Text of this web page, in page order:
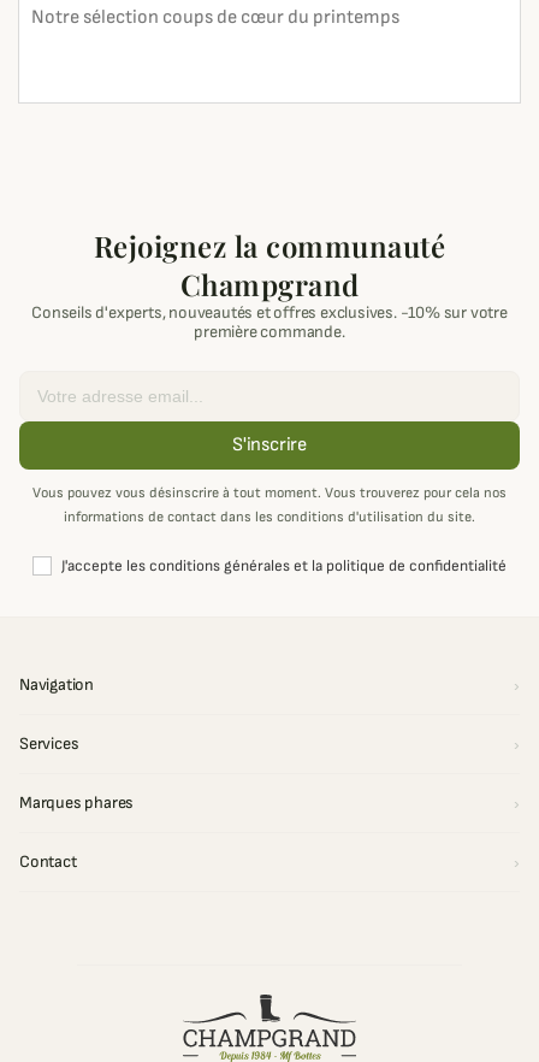
Notre sélection coups de cœur du printemps
Rejoignez la communauté
Champgrand
Conseils d'experts, nouveautés et offres exclusives. -10% sur votre
première commande.
S'inscrire
Vous pouvez vous désinscrire à tout moment. Vous trouverez pour cela nos
informations de contact dans les conditions d'utilisation du site.
J'accepte les conditions générales et la politique de confidentialité
Navigation
Services
Marques phares
Contact